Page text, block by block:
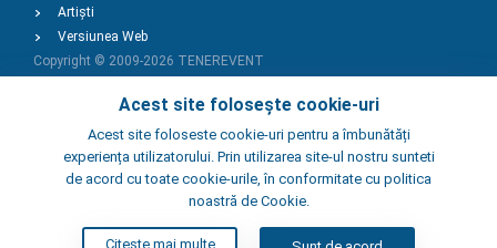
Acest site folosește cookie-uri
Acest site foloseste cookie-uri pentru a îmbunătăți
experiența utilizatorului. Prin utilizarea site-ul nostru sunteti
de acord cu toate cookie-urile, în conformitate cu politica
noastră de Cookie.
Citeste mai multe
Artiști
Versiunea Web
Copyright © 2009-2026 TENEREVENT
Adaugă Eveniment
Adaugă Local